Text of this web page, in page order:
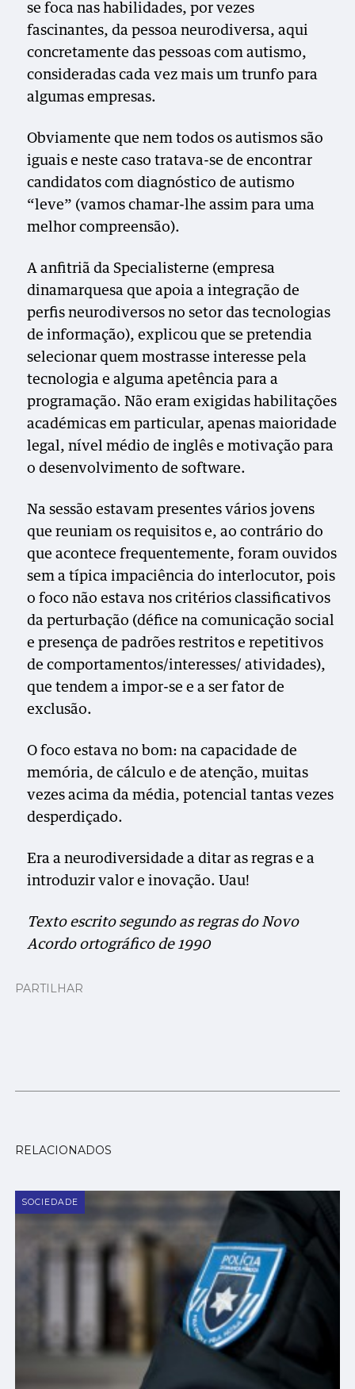
se foca nas habilidades, por vezes
fascinantes, da pessoa neurodiversa, aqui
concretamente das pessoas com autismo,
consideradas cada vez mais um trunfo para
algumas empresas.
Obviamente que nem todos os autismos são
iguais e neste caso tratava-se de encontrar
candidatos com diagnóstico de autismo
“leve” (vamos chamar-lhe assim para uma
melhor compreensão).
A anfitriã da Specialisterne (empresa
dinamarquesa que apoia a integração de
perfis neurodiversos no setor das tecnologias
de informação), explicou que se pretendia
selecionar quem mostrasse interesse pela
tecnologia e alguma apetência para a
programação. Não eram exigidas habilitações
académicas em particular, apenas maioridade
legal, nível médio de inglês e motivação para
o desenvolvimento de software.
Na sessão estavam presentes vários jovens
que reuniam os requisitos e, ao contrário do
que acontece frequentemente, foram ouvidos
sem a típica impaciência do interlocutor, pois
o foco não estava nos critérios classificativos
da perturbação (défice na comunicação social
e presença de padrões restritos e repetitivos
de comportamentos/interesses/ atividades),
que tendem a impor-se e a ser fator de
exclusão.
O foco estava no bom: na capacidade de
memória, de cálculo e de atenção, muitas
vezes acima da média, potencial tantas vezes
desperdiçado.
Era a neurodiversidade a ditar as regras e a
introduzir valor e inovação. Uau!
Texto escrito segundo as regras do Novo
Acordo ortográfico de 1990
PARTILHAR
RELACIONADOS
SOCIEDADE